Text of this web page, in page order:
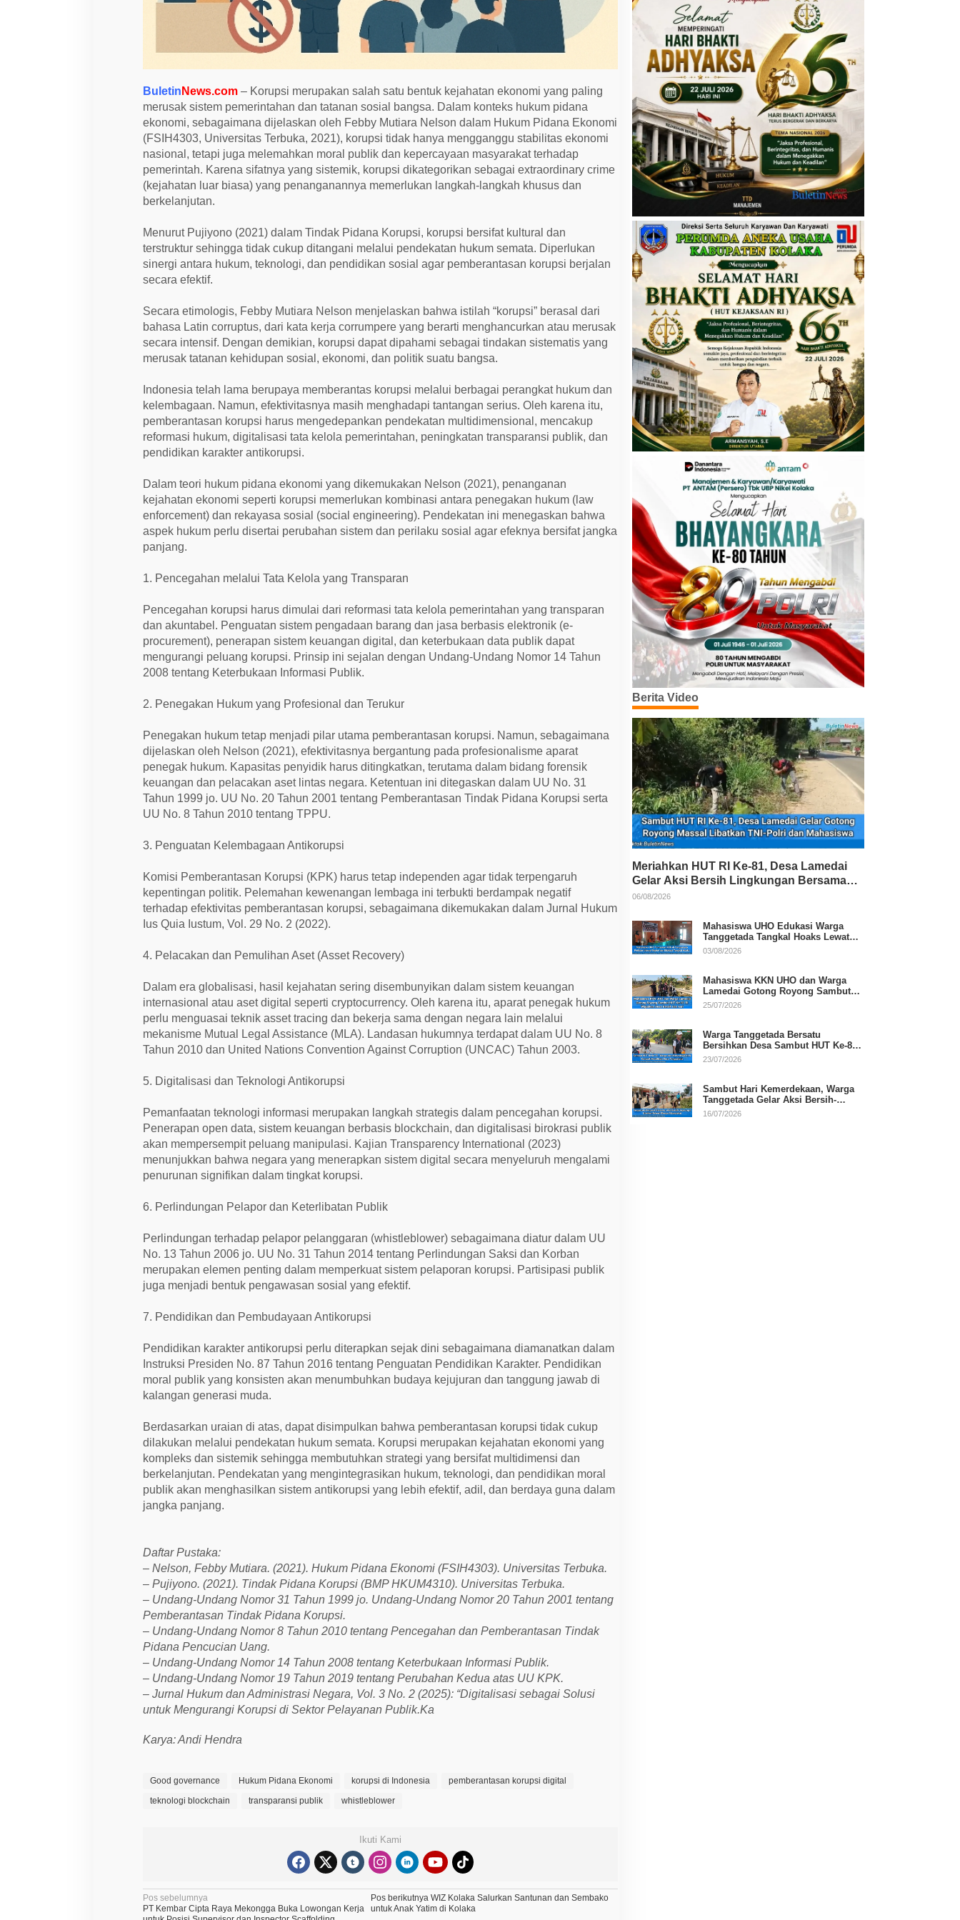
n
u
m
n
t
k
o
u
p
d
i
n
d
e
s
i
a
Buletin News.com – Korupsi merupakan salah satu bentuk kejahatan ekonomi yang paling
merusak sistem pemerintahan dan tatanan sosial bangsa. Dalam konteks hukum pidana
ekonomi, sebagaimana dijelaskan oleh Febby Mutiara Nelson dalam Hukum Pidana Ekonomi
(FSIH4303, Universitas Terbuka, 2021), korupsi tidak hanya mengganggu stabilitas ekonomi
nasional, tetapi juga melemahkan moral publik dan kepercayaan masyarakat terhadap
pemerintah. Karena sifatnya yang sistemik, korupsi dikategorikan sebagai extraordinary crime
(kejahatan luar biasa) yang penanganannya memerlukan langkah-langkah khusus dan
berkelanjutan.
Menurut Pujiyono (2021) dalam Tindak Pidana Korupsi, korupsi bersifat kultural dan
terstruktur sehingga tidak cukup ditangani melalui pendekatan hukum semata. Diperlukan
sinergi antara hukum, teknologi, dan pendidikan sosial agar pemberantasan korupsi berjalan
secara efektif.
Secara etimologis, Febby Mutiara Nelson menjelaskan bahwa istilah “korupsi” berasal dari
bahasa Latin corruptus, dari kata kerja corrumpere yang berarti menghancurkan atau merusak
secara intensif. Dengan demikian, korupsi dapat dipahami sebagai tindakan sistematis yang
merusak tatanan kehidupan sosial, ekonomi, dan politik suatu bangsa.
Indonesia telah lama berupaya memberantas korupsi melalui berbagai perangkat hukum dan
kelembagaan. Namun, efektivitasnya masih menghadapi tantangan serius. Oleh karena itu,
pemberantasan korupsi harus mengedepankan pendekatan multidimensional, mencakup
reformasi hukum, digitalisasi tata kelola pemerintahan, peningkatan transparansi publik, dan
pendidikan karakter antikorupsi.
Dalam teori hukum pidana ekonomi yang dikemukakan Nelson (2021), penanganan
kejahatan ekonomi seperti korupsi memerlukan kombinasi antara penegakan hukum (law
enforcement) dan rekayasa sosial (social engineering). Pendekatan ini menegaskan bahwa
aspek hukum perlu disertai perubahan sistem dan perilaku sosial agar efeknya bersifat jangka
panjang.
1. Pencegahan melalui Tata Kelola yang Transparan
Pencegahan korupsi harus dimulai dari reformasi tata kelola pemerintahan yang transparan
dan akuntabel. Penguatan sistem pengadaan barang dan jasa berbasis elektronik (e-
procurement), penerapan sistem keuangan digital, dan keterbukaan data publik dapat
mengurangi peluang korupsi. Prinsip ini sejalan dengan Undang-Undang Nomor 14 Tahun
2008 tentang Keterbukaan Informasi Publik.
2. Penegakan Hukum yang Profesional dan Terukur
Penegakan hukum tetap menjadi pilar utama pemberantasan korupsi. Namun, sebagaimana
dijelaskan oleh Nelson (2021), efektivitasnya bergantung pada profesionalisme aparat
penegak hukum. Kapasitas penyidik harus ditingkatkan, terutama dalam bidang forensik
keuangan dan pelacakan aset lintas negara. Ketentuan ini ditegaskan dalam UU No. 31
Tahun 1999 jo. UU No. 20 Tahun 2001 tentang Pemberantasan Tindak Pidana Korupsi serta
UU No. 8 Tahun 2010 tentang TPPU.
3. Penguatan Kelembagaan Antikorupsi
Komisi Pemberantasan Korupsi (KPK) harus tetap independen agar tidak terpengaruh
kepentingan politik. Pelemahan kewenangan lembaga ini terbukti berdampak negatif
terhadap efektivitas pemberantasan korupsi, sebagaimana dikemukakan dalam Jurnal Hukum
Ius Quia Iustum, Vol. 29 No. 2 (2022).
4. Pelacakan dan Pemulihan Aset (Asset Recovery)
Dalam era globalisasi, hasil kejahatan sering disembunyikan dalam sistem keuangan
internasional atau aset digital seperti cryptocurrency. Oleh karena itu, aparat penegak hukum
perlu menguasai teknik asset tracing dan bekerja sama dengan negara lain melalui
mekanisme Mutual Legal Assistance (MLA). Landasan hukumnya terdapat dalam UU No. 8
Tahun 2010 dan United Nations Convention Against Corruption (UNCAC) Tahun 2003.
5. Digitalisasi dan Teknologi Antikorupsi
Pemanfaatan teknologi informasi merupakan langkah strategis dalam pencegahan korupsi.
Penerapan open data, sistem keuangan berbasis blockchain, dan digitalisasi birokrasi publik
akan mempersempit peluang manipulasi. Kajian Transparency International (2023)
menunjukkan bahwa negara yang menerapkan sistem digital secara menyeluruh mengalami
penurunan signifikan dalam tingkat korupsi.
6. Perlindungan Pelapor dan Keterlibatan Publik
Perlindungan terhadap pelapor pelanggaran (whistleblower) sebagaimana diatur dalam UU
No. 13 Tahun 2006 jo. UU No. 31 Tahun 2014 tentang Perlindungan Saksi dan Korban
merupakan elemen penting dalam memperkuat sistem pelaporan korupsi. Partisipasi publik
juga menjadi bentuk pengawasan sosial yang efektif.
7. Pendidikan dan Pembudayaan Antikorupsi
Pendidikan karakter antikorupsi perlu diterapkan sejak dini sebagaimana diamanatkan dalam
Instruksi Presiden No. 87 Tahun 2016 tentang Penguatan Pendidikan Karakter. Pendidikan
moral publik yang konsisten akan menumbuhkan budaya kejujuran dan tanggung jawab di
kalangan generasi muda.
Berdasarkan uraian di atas, dapat disimpulkan bahwa pemberantasan korupsi tidak cukup
dilakukan melalui pendekatan hukum semata. Korupsi merupakan kejahatan ekonomi yang
kompleks dan sistemik sehingga membutuhkan strategi yang bersifat multidimensi dan
berkelanjutan. Pendekatan yang mengintegrasikan hukum, teknologi, dan pendidikan moral
publik akan menghasilkan sistem antikorupsi yang lebih efektif, adil, dan berdaya guna dalam
jangka panjang.
Daftar Pustaka:
– Nelson, Febby Mutiara. (2021). Hukum Pidana Ekonomi (FSIH4303). Universitas Terbuka.
– Pujiyono. (2021). Tindak Pidana Korupsi (BMP HKUM4310). Universitas Terbuka.
– Undang-Undang Nomor 31 Tahun 1999 jo. Undang-Undang Nomor 20 Tahun 2001 tentang
Pemberantasan Tindak Pidana Korupsi.
– Undang-Undang Nomor 8 Tahun 2010 tentang Pencegahan dan Pemberantasan Tindak
Pidana Pencucian Uang.
– Undang-Undang Nomor 14 Tahun 2008 tentang Keterbukaan Informasi Publik.
– Undang-Undang Nomor 19 Tahun 2019 tentang Perubahan Kedua atas UU KPK.
– Jurnal Hukum dan Administrasi Negara, Vol. 3 No. 2 (2025): “Digitalisasi sebagai Solusi
untuk Mengurangi Korupsi di Sektor Pelayanan Publik.Ka
Karya: Andi Hendra
Good governance Hukum Pidana Ekonomi korupsi di Indonesia
pemberantasan korupsi digital
teknologi blockchain
transparansi publik whistleblower
Ikuti Kami
N
Pos sebelumnya
PT Kembar Cipta Raya Mekongga Buka Lowongan Kerja
Pos berikutnya WIZ Kolaka Salurkan Santunan dan Sembako
untuk Anak Yatim di Kolaka
Berita Video
Meriahkan HUT RI Ke-81, Desa Lamedai
Gelar Aksi Bersih Lingkungan Bersama
TNI-Polri
06/08/2026
Mahasiswa UHO Edukasi Warga
Tanggetada Tangkal Hoaks Lewat
Program Literasi
03/08/2026
Mahasiswa KKN UHO dan Warga
Lamedai Gotong Royong Sambut
HUT Ke-81 RI
25/07/2026
Warga Tanggetada Bersatu
Bersihkan Desa Sambut HUT Ke-81
RI
23/07/2026
Sambut Hari Kemerdekaan, Warga
Tanggetada Gelar Aksi Bersih-
Bersih Desa
16/07/2026